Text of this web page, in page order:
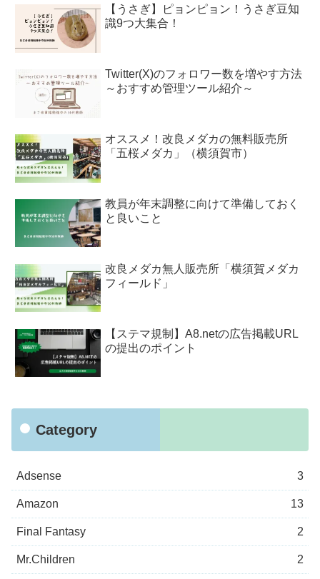
【うさぎ】ピョンピョン！うさぎ豆知
識9つ大集合！
Twitter(X)のフォロワー数を増やす方法
～おすすめ管理ツール紹介～
オススメ！改良メダカの無料販売所
「五桜メダカ」（横須賀市）
教員が年末調整に向けて準備しておく
と良いこと
改良メダカ無人販売所「横須賀メダカ
フィールド」
【ステマ規制】A8.netの広告掲載URL
の提出のポイント
Category
Adsense 3
Amazon 13
Final Fantasy 2
Mr.Children 2